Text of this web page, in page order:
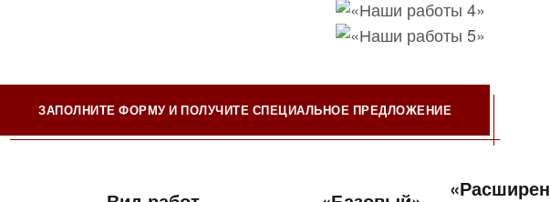
ЗАПОЛНИТЕ ФОРМУ И ПОЛУЧИТЕ СПЕЦИАЛЬНОЕ ПРЕДЛОЖЕНИЕ
«Расширен